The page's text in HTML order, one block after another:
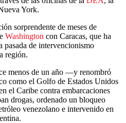
York.
sorprendente de meses de
Washington con Caracas, que ha
pasada de intervencionismo
región.
menos de un año —y renombró
como el Golfo de Estados Unidos
el Caribe contra embarcaciones
drogas, ordenado un bloqueo
venezolano e intervenido en